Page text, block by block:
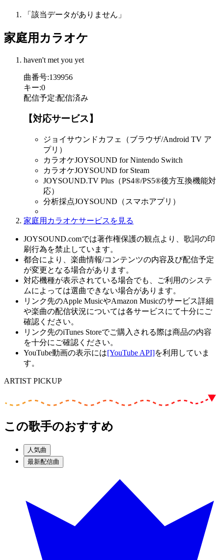
「該当データがありません」
家庭用カラオケ
haven't met you yet
曲番号:139956
キー:0
配信予定:配信済み
【対応サービス】
ジョイサウンドカフェ（ブラウザ/Android TV ア
プリ）
カラオケJOYSOUND for Nintendo Switch
カラオケJOYSOUND for Steam
JOYSOUND.TV Plus（PS4®/PS5®後方互換機能対
応）
分析採点JOYSOUND（スマホアプリ）
家庭用カラオケサービスを見る
JOYSOUND.comでは著作権保護の観点より、歌詞の印
刷行為を禁止しています。
都合により、楽曲情報/コンテンツの内容及び配信予定
が変更となる場合があります。
対応機種が表示されている場合でも、ご利用のシステ
ムによっては選曲できない場合があります。
リンク先のApple MusicやAmazon Musicのサービス詳細
や楽曲の配信状況については各サービスにて十分にご
確認ください。
リンク先のiTunes Storeでご購入される際は商品の内容
を十分にご確認ください。
YouTube動画の表示には[YouTube API]を利用していま
す。
ARTIST PICKUP
この歌手のおすすめ
人気曲
最新配信曲